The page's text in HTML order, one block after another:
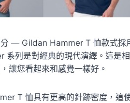
— Gildan Hammer T 恤款式採
系列是對經典的現代演繹。這是
讓您看起來和感覺一樣好。
T 恤具有更高的針跡密度，這